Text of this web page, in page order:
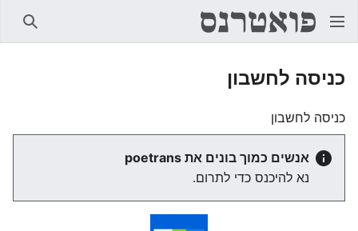
כניסה לחשבון
כניסה לחשבון
אנשים כמוך בונים את poetrans
נא להיכנס כדי לתרום.